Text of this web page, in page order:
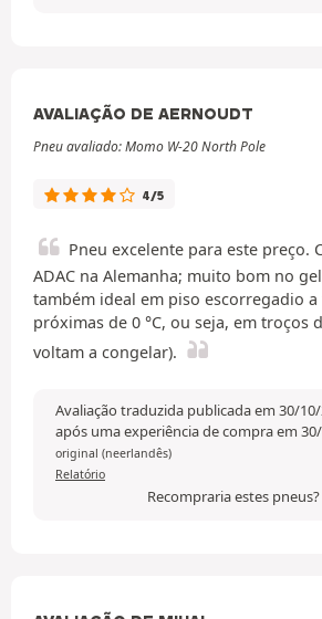
AVALIAÇÃO DE AERNOUDT
Pneu avaliado: Momo W-20 North Pole
4/5
Pneu excelente para este preço.
ADAC na Alemanha; muito bom no
também ideal em piso escorregadio
próximas de 0 °C, ou seja, em troços
voltam a congelar).
Avaliação traduzida publicada em 30/
após uma experiência de compra em
original (neerlandês)
Relatório
Recompraria estes pneus?